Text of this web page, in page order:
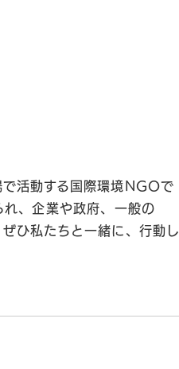
で活動する国際環境NGOで
、企業や政府、一般の
ひ私たちと一緒に、行動し